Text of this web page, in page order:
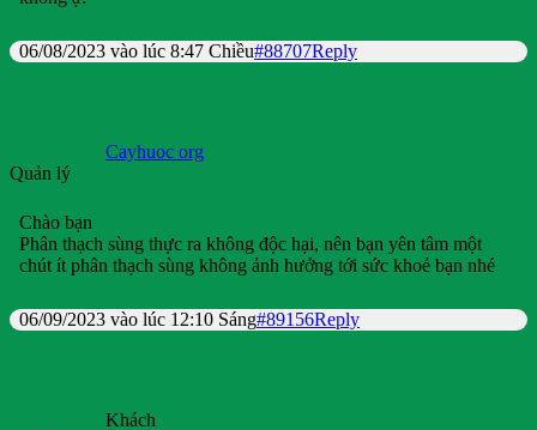
06/08/2023 vào lúc 8:47 Chiều#88707Reply
Cayhuoc org
Quản lý
Chào bạn
Phân thạch sùng thực ra không độc hại, nên bạn yên tâm một
chút ít phân thạch sùng không ảnh hưởng tới sức khoẻ bạn nhé
06/09/2023 vào lúc 12:10 Sáng#89156Reply
Khách